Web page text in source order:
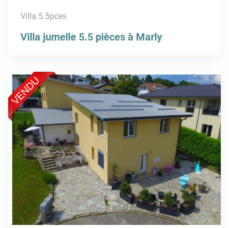
Villa 5.5pces
Villa jumelle 5.5 pièces à Marly